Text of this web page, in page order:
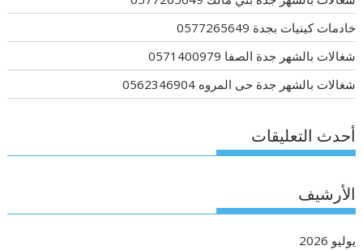
خادمات كينيات بجدة 0577265649
شغالات بالشهر جدة الصفا 0571400979
شغالات بالشهر جدة حى المروه 0562346904
أحدث التعليقات
الأرشيف
يوليو 2026